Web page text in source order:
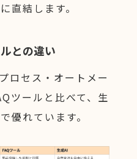
直結します。
との違い
ロセス・オートメー
ツールと比べて、生
優れています。